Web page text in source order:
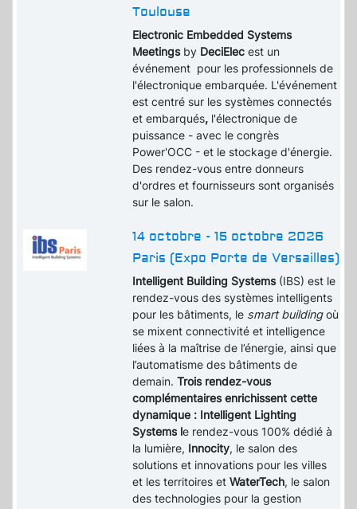
Toulouse
Electronic Embedded Systems
Meetingsby DeciElecest un
événement pour les professionnels de
l'électronique embarquée. L'événement
est centré sur les systèmes connectés
et embarqués, l'électronique de
puissance - avec le congrès
Power'OCC - et le stockage d'énergie.
Des rendez-vous entre donneurs
d'ordres et fournisseurs sont organisés
sur le salon.
14 octobre - 15 octobre 2026
Paris (Expo Porte de Versailles)
Intelligent Building Systems(IBS) est le
rendez-vous des systèmes intelligents
pour les bâtiments, le smart buildingoù
se mixent connectivité et intelligence
liées à la maîtrise de l’énergie, ainsi que
l’automatisme des bâtiments de
demain.Trois rendez-vous
complémentaires enrichissent cette
dynamique : Intelligent Lighting
Systems le rendez-vous 100% dédié à
la lumière, Innocity, le salon des
solutions et innovations pour les villes
et les territoires etWaterTech, le salon
des technologies pour la gestion